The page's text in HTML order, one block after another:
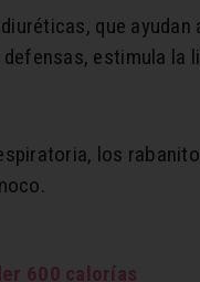
que
estimula
los
600 calorías